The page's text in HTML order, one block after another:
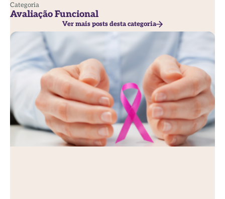
Categoria
Avaliação Funcional
Ver mais posts desta categoria